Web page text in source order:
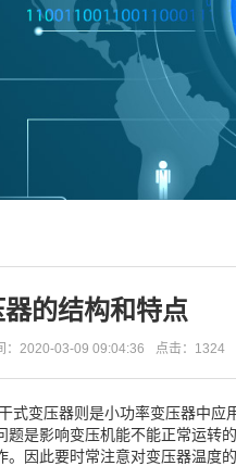
的结构和特点
：2020-03-09 09:04:36 点击：1324
式变压器则是小功率变压器中
是影响变压机能不能正常运转
因此要时常注意对变压器温度